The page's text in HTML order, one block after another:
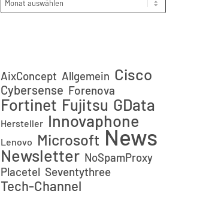
AixConcept Allgemein Cisco
Cybersense Forenova
Fortinet Fujitsu GData
Hersteller Innovaphone
Lenovo Microsoft News
Newsletter NoSpamProxy
Placetel Seventythree
Tech-Channel